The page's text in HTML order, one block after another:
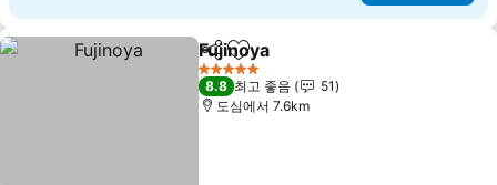
공유 즐겨찾기에 추가
Fujinoya
5 성급
8.8 최고 좋음
51
도심에서 7.6km